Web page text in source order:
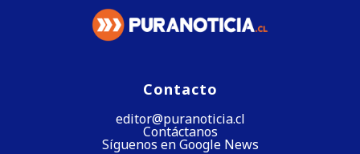
Contacto
editor@puranoticia.cl
Contáctanos
Síguenos en Google News